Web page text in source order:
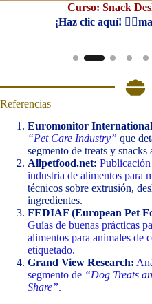
Curso: Snack
¡Haz clic aquí!
Referencias
Euromonitor
“Pet Care Industry” que
segmento de treats y
Allpetfood.net: Publicación
industria de alimentos para
técnicos sobre extrusión,
ingredientes.
FEDIAF (European Pet
Guías de buenas prácticas
alimentos para animales de
etiquetado.
Grand View Research:
segmento de “Dog Treats
Share”.